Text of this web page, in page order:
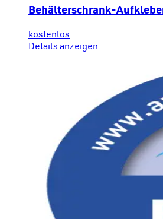
Behälterschrank-
kostenlos
Details anzeigen